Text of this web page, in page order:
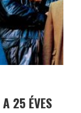
25 ÉVES